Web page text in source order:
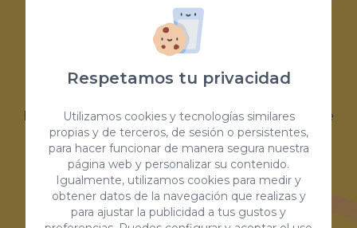
Respetamos tu privacidad
Utilizamos cookies y tecnologías similares
propias y de terceros, de sesión o persistentes,
para hacer funcionar de manera segura nuestra
página web y personalizar su contenido.
Igualmente, utilizamos cookies para medir y
obtener datos de la navegación que realizas y
para ajustar la publicidad a tus gustos y
Mentes creativas e innovadoras
En Coco Solution, contamos con un equipo de
profesionales joven, altamente cualificado y
con gran expertise en el sector. Serán los
encargados de llevar a cabo el diseño y el
desarrollo personalizado de tu proyecto. No